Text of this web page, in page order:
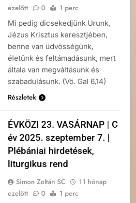
ezelőtt
0 1 perc
Mi pedig dicsekedjünk Urunk,
Jézus Krisztus keresztjében,
benne van üdvösségünk,
életünk és feltámadásunk, mert
általa van megváltásunk és
szabadulásunk. (Vö. Gal 6,14)
Részletek
ÉVKÖZI 23. VASÁRNAP | C
év 2025. szeptember 7. |
Plébániai hirdetések,
liturgikus rend
Simon Zoltán SC
11 hónap
ezelőtt
0 1 perc